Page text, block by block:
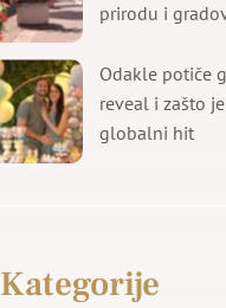
prirodu i
Odakle potiče
reveal i zašto
globalni hit
Kategorije